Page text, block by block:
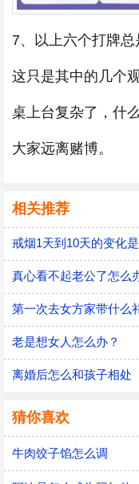
7、以上六个打牌总
这只是其中的几个
桌上台复杂了，什
大家远离赌博。
相关推荐
戒烟1天到10天的变化
真心看不起老公了怎么
第一次去女方家带什么
老是想女人怎么办？
离婚后怎么和孩子相处
猜你喜欢
牛肉饺子馅怎么调